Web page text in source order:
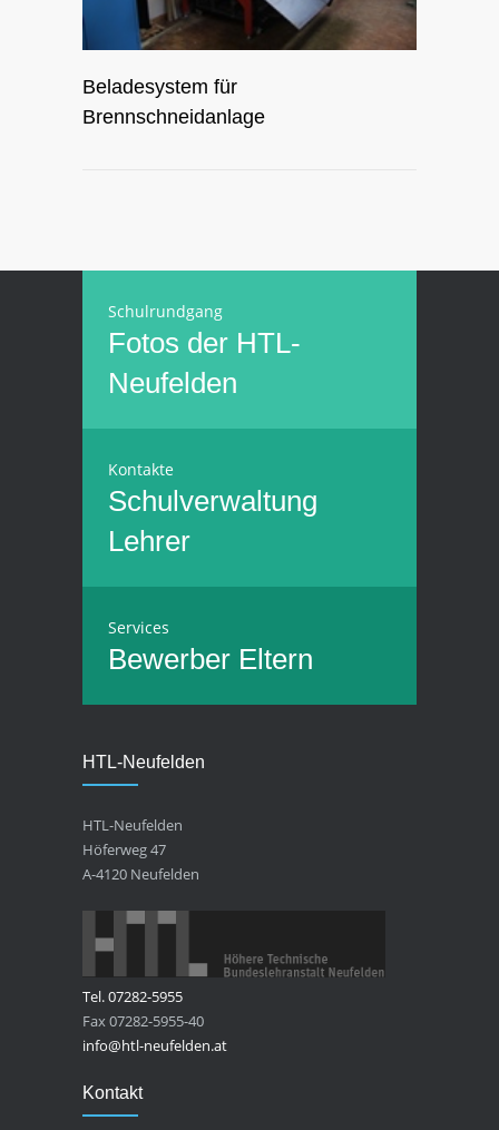
Beladesystem für
Brennschneidanlage
Schulrundgang
Fotos der HTL-
Neufelden
Kontakte
Schulverwaltung
Lehrer
Services
Bewerber Eltern
HTL-Neufelden
HTL-Neufelden
Höferweg 47
A-4120 Neufelden
Tel. 07282-5955
Fax 07282-5955-40
info@htl-neufelden.at
Kontakt